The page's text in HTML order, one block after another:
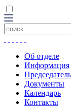
Об отделе
Информация
Председатель
Документы
Календарь
Контакты